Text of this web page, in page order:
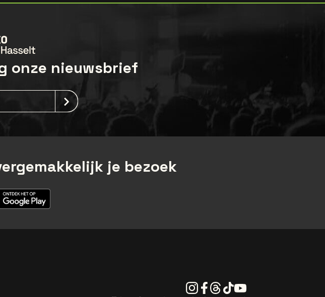
onze nieuwsbrief
je bezoek
Instagram
Facebook
Threads
TiktokYoutube